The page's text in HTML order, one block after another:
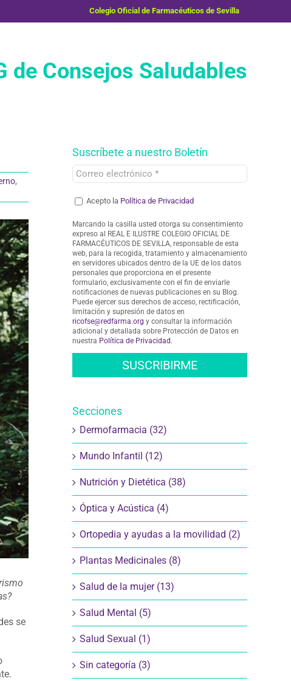
Colegio Oficial de Farmacéuticos de Sevilla
de Consejos Saludables
,
se
Suscríbete a nuestro Boletín
Acepto la Política de Privacidad
Marcando la casilla usted otorga su consentimiento
expreso al REAL E ILUSTRE COLEGIO OFICIAL DE
FARMACÉUTICOS DE SEVILLA, responsable de esta
web, para la recogida, tratamiento y almacenamiento
en servidores ubicados dentro de la UE de los datos
personales que proporciona en el presente
formulario, exclusivamente con el fin de enviarle
notificaciones de nuevas publicaciones en su Blog.
Puede ejercer sus derechos de acceso, rectificación,
limitación y supresión de datos en
ricofse@redfarma.org y consultar la información
adicional y detallada sobre Protección de Datos en
nuestra Política de Privacidad .
Secciones
Dermofarmacia (32)
Mundo Infantil (12)
Nutrición y Dietética (38)
Óptica y Acústica (4)
Ortopedia y ayudas a la movilidad (2)
Plantas Medicinales (8)
Salud de la mujer (13)
Salud Mental (5)
Salud Sexual (1)
Sin categoría (3)